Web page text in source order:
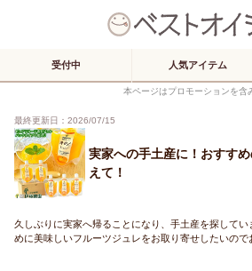
受付中 人気アイテム
本ページはプロモーションを含
最終更新日：2026/07/15
実家への手土産に！おすす
えて！
久しぶりに実家へ帰ることになり、手土産を探して
めに美味しいフルーツジュレをお取り寄せしたいので